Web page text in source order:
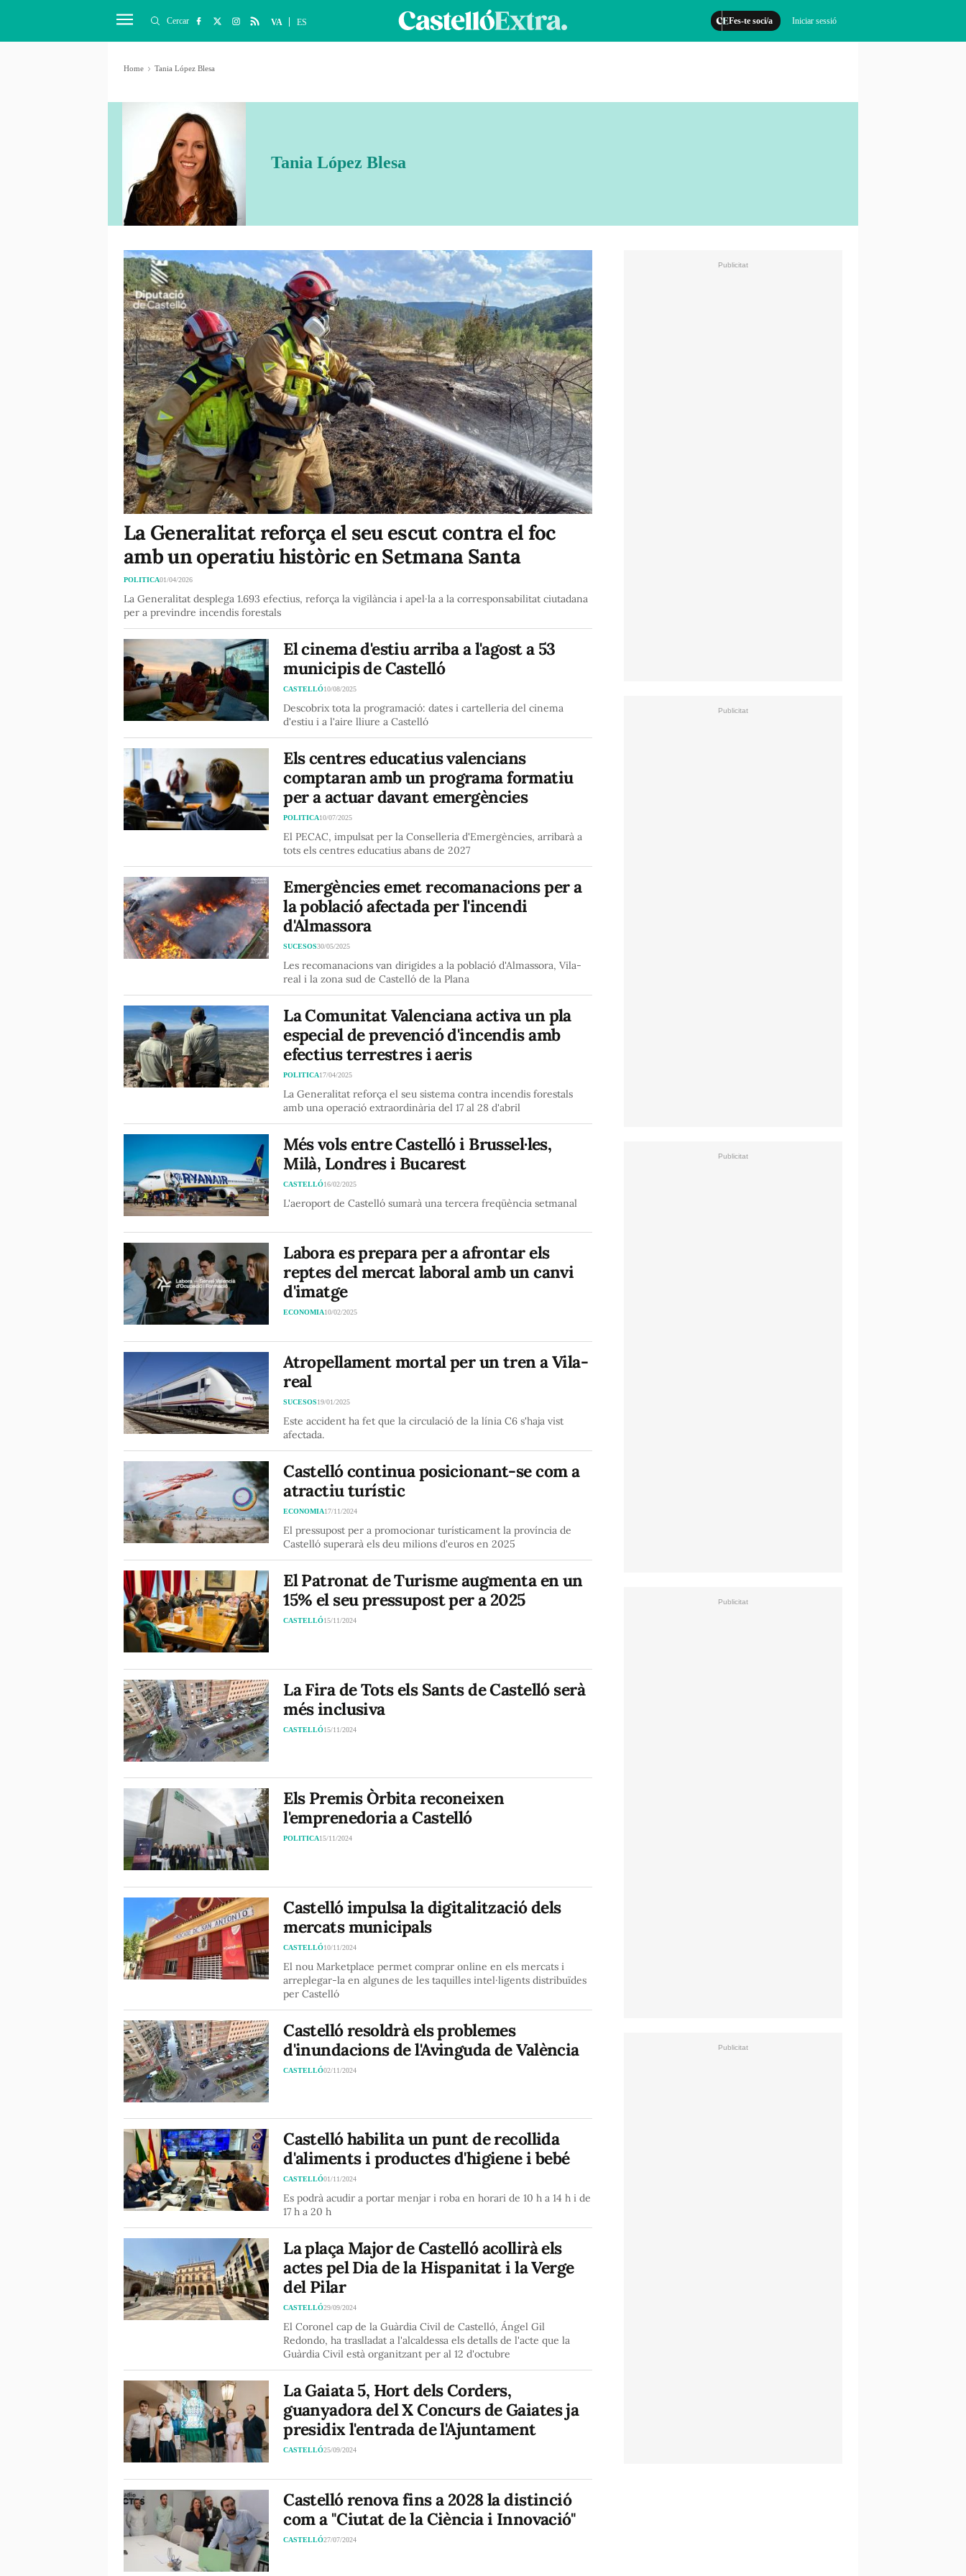
Fes-te soci/a Iniciar sessió
Cercar VA ES
Home Tania López Blesa
Tania López Blesa
La Generalitat reforça el seu escut contra el foc
amb un operatiu històric en Setmana Santa
POLITICA01/04/2026
La Generalitat desplega 1.693 efectius, reforça la vigilància i apel·la a la corresponsabilitat ciutadana
per a previndre incendis forestals
El cinema d'estiu arriba a l'agost a 53
municipis de Castelló
CASTELLÓ10/08/2025
Descobrix tota la programació: dates i cartelleria del cinema
d'estiu i a l'aire lliure a Castelló
Els centres educatius valencians
comptaran amb un programa formatiu
per a actuar davant emergències
POLITICA10/07/2025
El PECAC, impulsat per la Conselleria d'Emergències, arribarà a
tots els centres educatius abans de 2027
Emergències emet recomanacions per a
la població afectada per l'incendi
d'Almassora
SUCESOS30/05/2025
Les recomanacions van dirigides a la població d'Almassora, Vila-
real i la zona sud de Castelló de la Plana
La Comunitat Valenciana activa un pla
especial de prevenció d'incendis amb
efectius terrestres i aeris
POLITICA17/04/2025
La Generalitat reforça el seu sistema contra incendis forestals
amb una operació extraordinària del 17 al 28 d'abril
Més vols entre Castelló i Brussel·les,
Milà, Londres i Bucarest
CASTELLÓ16/02/2025
L'aeroport de Castelló sumarà una tercera freqüència setmanal
Labora es prepara per a afrontar els
reptes del mercat laboral amb un canvi
d'imatge
ECONOMIA10/02/2025
Atropellament mortal per un tren a Vila-
real
SUCESOS19/01/2025
Este accident ha fet que la circulació de la línia C6 s'haja vist
afectada.
Castelló continua posicionant-se com a
atractiu turístic
ECONOMIA17/11/2024
El pressupost per a promocionar turísticament la província de
Castelló superarà els deu milions d'euros en 2025
El Patronat de Turisme augmenta en un
15% el seu pressupost per a 2025
CASTELLÓ15/11/2024
La Fira de Tots els Sants de Castelló serà
més inclusiva
CASTELLÓ15/11/2024
Els Premis Òrbita reconeixen
l'emprenedoria a Castelló
POLITICA15/11/2024
Castelló impulsa la digitalització dels
mercats municipals
CASTELLÓ10/11/2024
El nou Marketplace permet comprar online en els mercats i
arreplegar-la en algunes de les taquilles intel·ligents distribuïdes
per Castelló
Castelló resoldrà els problemes
d'inundacions de l'Avinguda de València
CASTELLÓ02/11/2024
Castelló habilita un punt de recollida
d'aliments i productes d'higiene i bebé
CASTELLÓ01/11/2024
Es podrà acudir a portar menjar i roba en horari de 10 h a 14 h i de
17 h a 20 h
La plaça Major de Castelló acollirà els
actes pel Dia de la Hispanitat i la Verge
del Pilar
CASTELLÓ29/09/2024
El Coronel cap de la Guàrdia Civil de Castelló, Ángel Gil
Redondo, ha traslladat a l'alcaldessa els detalls de l'acte que la
Guàrdia Civil està organitzant per al 12 d'octubre
La Gaiata 5, Hort dels Corders,
guanyadora del X Concurs de Gaiates ja
presidix l'entrada de l'Ajuntament
CASTELLÓ25/09/2024
Castelló renova fins a 2028 la distinció
com a "Ciutat de la Ciència i Innovació"
CASTELLÓ27/07/2024